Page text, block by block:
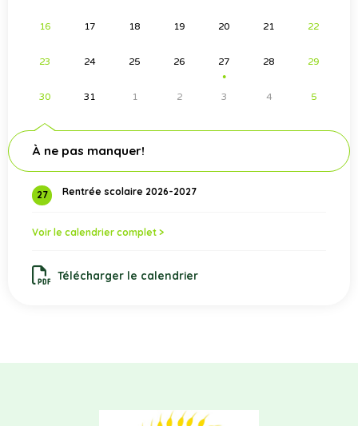
16 17 18 19 20 21 22
23 24 25 26 27
●
28 29
30 31 1 2 3 4 5
À ne pas manquer!
27 Rentrée scolaire 2026-2027
Voir le calendrier complet >
Télécharger le calendrier